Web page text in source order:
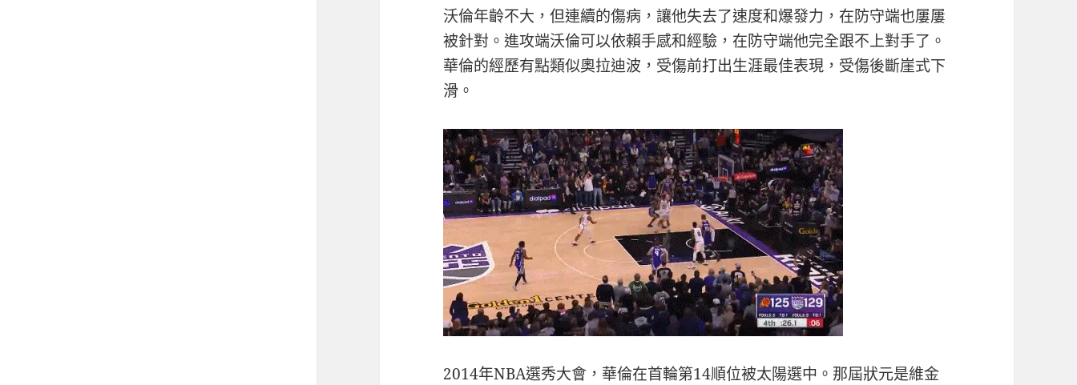
沃倫年齡不大，但連續的傷病，讓他失去了速度和爆發力，在防守端也屢屢
被針對。進攻端沃倫可以依賴手感和經驗，在防守端他完全跟不上對手了。
華倫的經歷有點類似奧拉迪波，受傷前打出生涯最佳表現，受傷後斷崖式下
滑。
2014年NBA選秀大會，華倫在首輪第14順位被太陽選中。那屆狀元是維金